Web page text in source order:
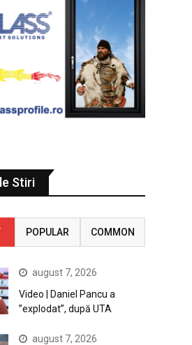
Stiri
POPULAR COMMON
august 7, 2026
Video | Daniel Pancu a
”explodat”, după UTA
august 7, 2026